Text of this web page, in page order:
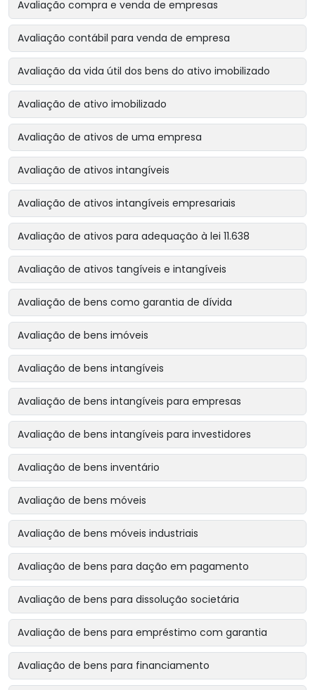
Avaliação compra e venda de empresas
Avaliação contábil para venda de empresa
Avaliação da vida útil dos bens do ativo imobilizado
Avaliação de ativo imobilizado
Avaliação de ativos de uma empresa
Avaliação de ativos intangíveis
Avaliação de ativos intangíveis empresariais
Avaliação de ativos para adequação à lei 11.638
Avaliação de ativos tangíveis e intangíveis
Avaliação de bens como garantia de dívida
Avaliação de bens imóveis
Avaliação de bens intangíveis
Avaliação de bens intangíveis para empresas
Avaliação de bens intangíveis para investidores
Avaliação de bens inventário
Avaliação de bens móveis
Avaliação de bens móveis industriais
Avaliação de bens para dação em pagamento
Avaliação de bens para dissolução societária
Avaliação de bens para empréstimo com garantia
Avaliação de bens para financiamento